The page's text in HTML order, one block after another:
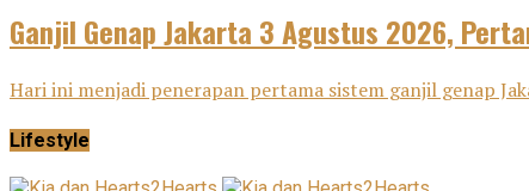
Ganjil Genap Jakarta 3 Agustus 2026,
Hari ini menjadi penerapan pertama sistem ganjil genap
Lifestyle